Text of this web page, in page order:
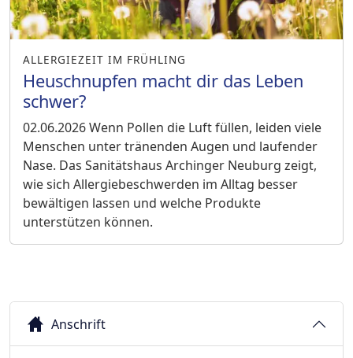
ALLERGIEZEIT IM FRÜHLING
Heuschnupfen macht dir das Leben
schwer?
02.06.2026Wenn Pollen die Luft füllen, leiden viele
Menschen unter tränenden Augen und laufender
Nase. Das Sanitätshaus Archinger Neuburg zeigt,
wie sich Allergiebeschwerden im Alltag besser
bewältigen lassen und welche Produkte
unterstützen können.
Anschrift